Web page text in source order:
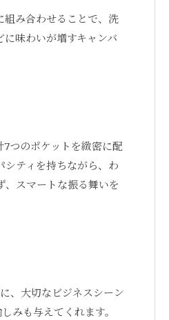
組み合わせることで、洗
味わいが増すキャンバ
つのポケットを緻密に配
ティを持ちながら、わ
スマートな振る舞いを
、大切なビジネスシーン
みも与えてくれます。